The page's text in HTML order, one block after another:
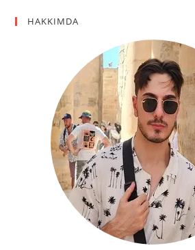
HAKKIMDA